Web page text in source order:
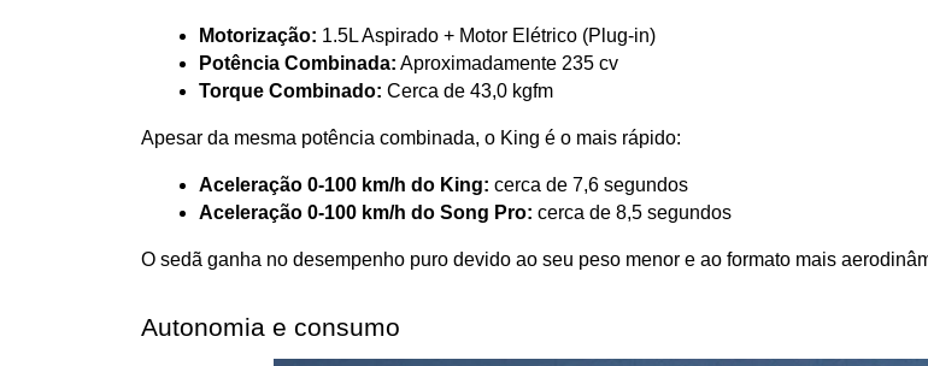
Motorização: 1.5L Aspirado + Motor Elétrico (Plug-in)
Potência Combinada: Aproximadamente 235 cv
Torque Combinado: Cerca de 43,0 kgfm
Apesar da mesma potência combinada, o King é o mais rápido:
Aceleração 0-100 km/h do King: cerca de 7,6 segundos
Aceleração 0-100 km/h do Song Pro: cerca de 8,5 segundos
O sedã ganha no desempenho puro devido ao seu peso menor e ao formato mais
Autonomia e consumo